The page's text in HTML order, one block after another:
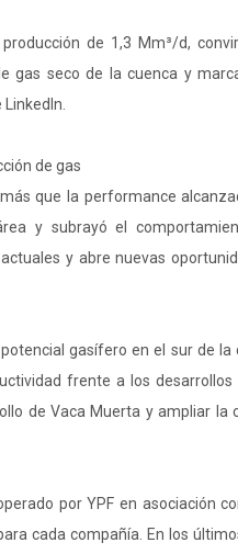
de 1,3 Mm³/d,
gas seco de la cuenca y
de gas
que la performance
y subrayó el
y abre nuevas
gasífero en el sur de
frente a los
de Vaca Muerta y ampliar la
por YPF en asociación
cada compañía. En los